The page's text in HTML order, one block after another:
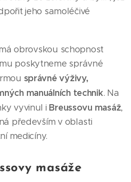
jeho samoléčivé
obrovskou schopnost
poskytneme správné
správné výživy,
manuálních technik. Na
vyvinul i Breussovu masáž,
především v oblasti
medicíny.
masáže